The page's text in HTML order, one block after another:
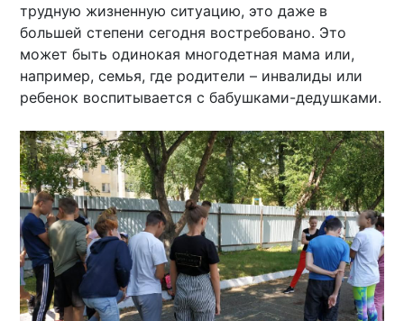
трудную жизненную ситуацию, это даже в
большей степени сегодня востребовано. Это
может быть одинокая многодетная мама или,
например, семья, где родители – инвалиды или
ребенок воспитывается с бабушками-дедушками.